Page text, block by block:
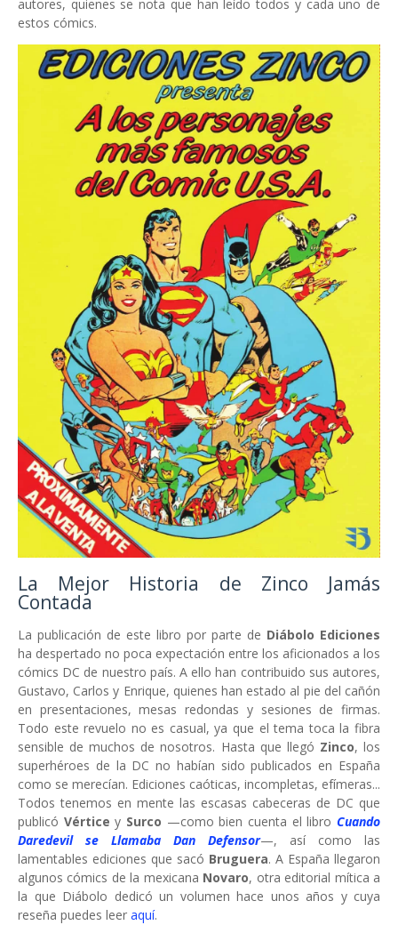
autores, quienes se nota que han leído todos y cada uno de
estos cómics.
La Mejor Historia de Zinco Jamás
Contada
La publicación de este libro por parte de Diábolo Ediciones
ha despertado no poca expectación entre los aficionados a los
cómics DC de nuestro país. A ello han contribuido sus autores,
Gustavo, Carlos y Enrique, quienes han estado al pie del cañón
en presentaciones, mesas redondas y sesiones de firmas.
Todo este revuelo no es casual, ya que el tema toca la fibra
sensible de muchos de nosotros. Hasta que llegó Zinco, los
superhéroes de la DC no habían sido publicados en España
como se merecían. Ediciones caóticas, incompletas, efímeras...
Todos tenemos en mente las escasas cabeceras de DC que
publicó Vérticey Surco —como bien cuenta el libroCuando
Daredevil se Llamaba Dan Defensor—, así como las
lamentables ediciones que sacó Bruguera. A España llegaron
algunos cómics de la mexicana Novaro, otra editorial mítica a
la que Diábolo dedicó un volumen hace unos años y cuya
reseña puedes leer aquí.